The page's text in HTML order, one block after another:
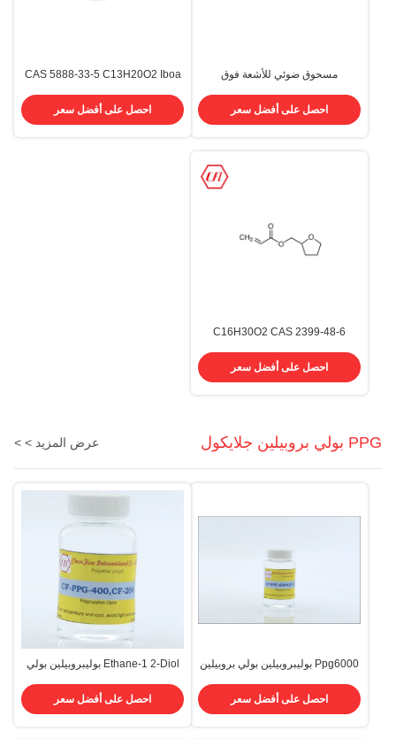
مسحوق ضوئي للأشعة فوق
2،2-Dimethoxy-2-
Phenylacetophenone 24650-42-8
احصل على أفضل سعر
CAS 5888-33-5 C13H20O2 Iboa
احصل على أفضل سعر
C16H30O2 CAS 2399-48-6
نقاء THFA مونومر
احصل على أفضل سعر
PPG بولي بروبيلين جلايكول عرض المزيد > >
Ppg6000 بوليبروبيلين بولي بروبيلين
احصل على أفضل سعر
Ethane-1 2-Diol بوليبروبيلين بولي
31923-84-9 Propoxylated
احصل على أفضل سعر